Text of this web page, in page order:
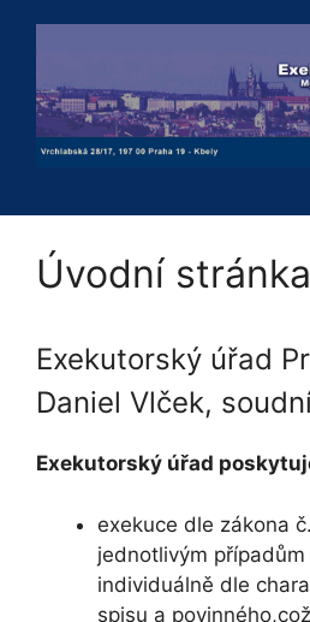
Úvodní stránka
Exekutorský úřad
Daniel Vlček,
Exekutorský úřad
exekuce dle zákona
jednotlivým
individuálně dle
spisu a